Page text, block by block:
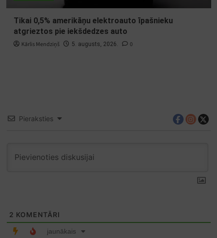
Tikai 0,5% amerikāņu elektroauto īpašnieku
atgrieztos pie iekšdedzes auto
Kārlis Mendziņš 5. augusts, 2026. 0
Pieraksties
2 KOMENTĀRI
jaunākais